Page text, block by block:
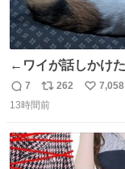
返
信
7
リ
ポ
ト
数
262
い
数
7,058
13時間前